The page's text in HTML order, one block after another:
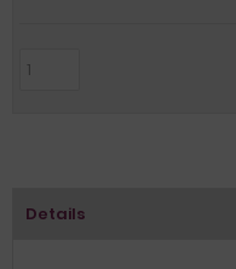
Details